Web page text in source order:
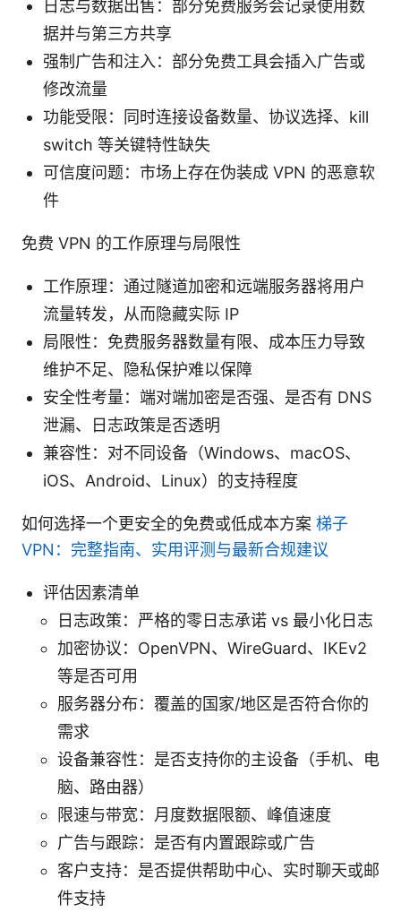
日志与数据出售：部分免费服务会记录使用数
据并与第三方共享
强制广告和注入：部分免费工具会插入广告或
修改流量
功能受限：同时连接设备数量、协议选择、kill
switch 等关键特性缺失
可信度问题：市场上存在伪装成 VPN 的恶意软
件
免费 VPN 的工作原理与局限性
工作原理：通过隧道加密和远端服务器将用户
流量转发，从而隐藏实际 IP
局限性：免费服务器数量有限、成本压力导致
维护不足、隐私保护难以保障
安全性考量：端对端加密是否强、是否有 DNS
泄漏、日志政策是否透明
兼容性：对不同设备（Windows、macOS、
iOS、Android、Linux）的支持程度
如何选择一个更安全的免费或低成本方案 梯子
VPN：完整指南、实用评测与最新合规建议
评估因素清单
日志政策：严格的零日志承诺 vs 最小化日志
加密协议：OpenVPN、WireGuard、IKEv2
等是否可用
服务器分布：覆盖的国家/地区是否符合你的
需求
设备兼容性：是否支持你的主设备（手机、电
脑、路由器）
限速与带宽：月度数据限额、峰值速度
广告与跟踪：是否有内置跟踪或广告
客户支持：是否提供帮助中心、实时聊天或邮
件支持